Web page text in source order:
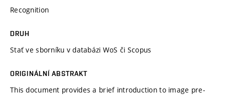
Recognition
DRUH
Stať ve sborníku v databázi WoS či Scopus
ORIGINÁLNÍ ABSTRAKT
This document provides a brief introduction to image pre-